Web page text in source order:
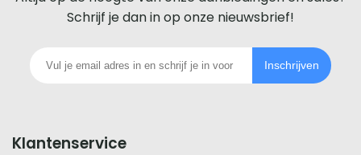
iedere
telefoon
Schrijf je dan in op onze nieuwsbrief!
Inschrijven
Klantenservice